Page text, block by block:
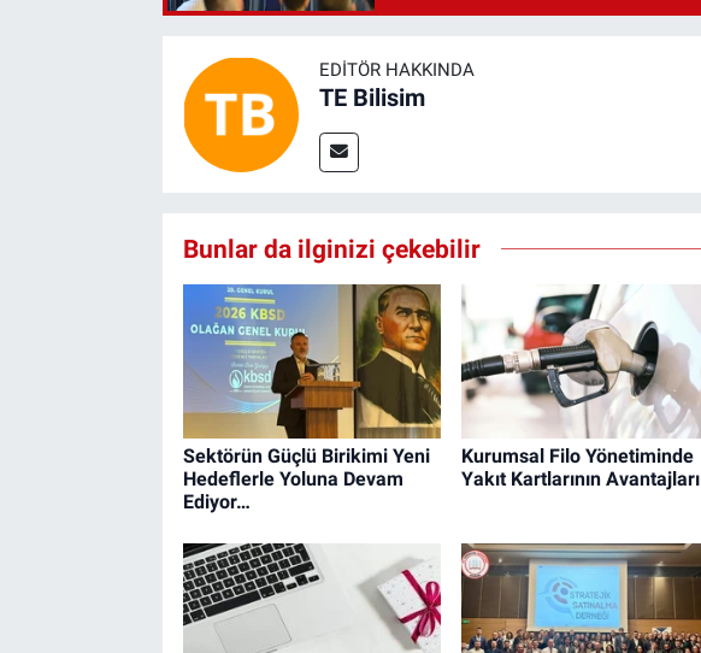
EDITÖR HAKKINDA
TE Bilisim
Bunlar da ilginizi çekebilir
Sektörün Güçlü Birikimi Yeni
Hedeflerle Yoluna Devam
Ediyor…
Kurumsal Filo Yönetiminde
Yakıt Kartlarının Avantajları